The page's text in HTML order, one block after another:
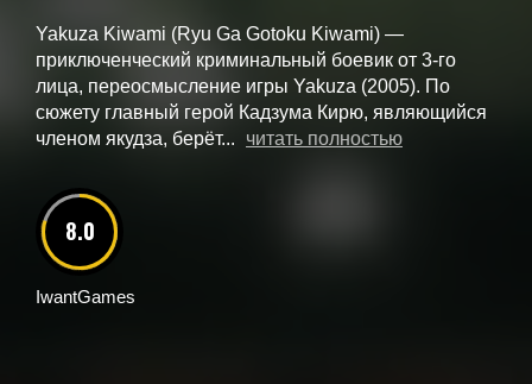
Yakuza Kiwami (Ryu Ga Gotoku Kiwami) —
приключенческий криминальный боевик от 3-го
лица, переосмысление игры Yakuza (2005). По
сюжету главный герой Кадзума Кирю, являющийся
членом якудза, берёт...
читать полностью
8.0
IwantGames